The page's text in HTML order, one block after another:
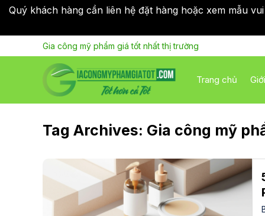
Quý khách hàng cần liên hệ đặt hàng hoặc xem mẫu
to
Gia công mỹ phẩm giá tốt nhất thị trường
Trang chủ
Tag Archives: Gia công mỹ